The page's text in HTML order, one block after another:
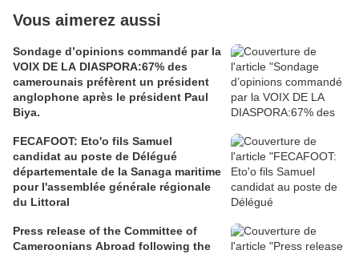
Vous aimerez aussi
Sondage d’opinions commandé par la
VOIX DE LA DIASPORA:67% des
camerounais préfèrent un président
anglophone après le président Paul
Biya.
FECAFOOT: Eto'o fils Samuel
candidat au poste de Délégué
départementale de la Sanaga maritime
pour l'assemblée générale régionale
du Littoral
Press release of the Committee of
Cameroonians Abroad following the